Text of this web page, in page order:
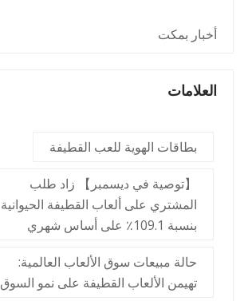
أخبار بمكت
العلامات
بطاقات الهوية للعب القطيفة
【توصية في ديسمبر】 زاد طلب
المشتري على ألعاب القطيفة الحيوانية
بنسبة 109.1٪ على أساس شهري
حالة مبيعات سوق الألعاب العالمية:
تهيمن الألعاب القطيفة على نمو السوق